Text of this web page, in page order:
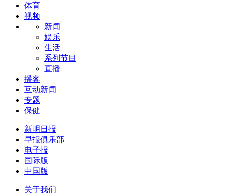
体育
视频
新闻
娱乐
生活
系列节目
直播
播客
互动新闻
专题
保健
新明日报
早报俱乐部
电子报
国际版
中国版
关于我们